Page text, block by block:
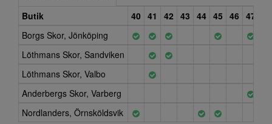
Butik
40 41 42 43 44 45 46 47
Borgs Skor, Jönköping
Löthmans Skor, Sandviken
Löthmans Skor, Valbo
Anderbergs Skor, Varberg
Nordlanders, Örnsköldsvik